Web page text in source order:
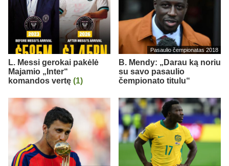
L. Messi gerokai pakėlė
Majamio „Inter“
komandos vertę (1)
Pasaulio čempionatas 2018
B. Mendy: „Darau ką noriu
su savo pasaulio
čempionato titulu“